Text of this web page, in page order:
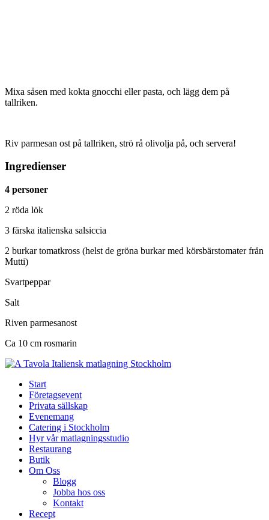
Mixa såsen med kokta gnocchi eller pasta, och lägg dem på
tallriken.
Riv parmesan ost på tallriken, strö rå olivolja på, och servera!
Ingredienser
4 personer
2 röda lök
3 färska italienska salsiccia
2 burkar tomatkross (helst de gröna burkar med körsbärstomater från
Mutti)
Svartpeppar
Salt
Riven parmesanost
Ca 10 cm rosmarin
Start
Företagsevent
Privata sällskap
Evenemang
Catering i Stockholm
Hyr vår matlagningsstudio
Restaurang
Butik
Om Oss
Blogg
Jobba hos oss
Kontakt
Recept